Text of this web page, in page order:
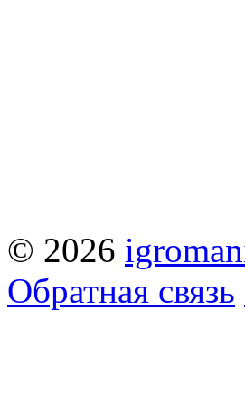
© 2026
Обратная связь